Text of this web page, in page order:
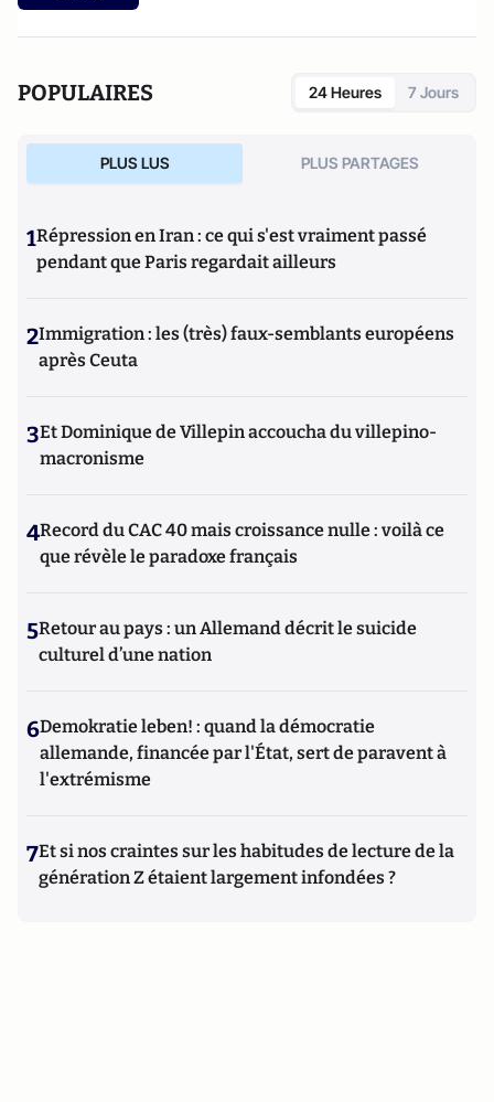
POPULAIRES 24 Heures 7 Jours
PLUS LUS PLUS PARTAGES
1Répression en Iran : ce qui s'est vraiment passé
pendant que Paris regardait ailleurs
2Immigration : les (très) faux-semblants européens
après Ceuta
3Et Dominique de Villepin accoucha du villepino-
macronisme
4Record du CAC 40 mais croissance nulle : voilà ce
que révèle le paradoxe français
5Retour au pays : un Allemand décrit le suicide
culturel d’une nation
6Demokratie leben! : quand la démocratie
allemande, financée par l'État, sert de paravent à
l'extrémisme
7Et si nos craintes sur les habitudes de lecture de la
génération Z étaient largement infondées ?